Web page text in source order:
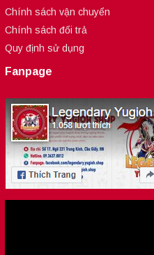
Chính sách vận chuyển
Chính sách đổi trả
Quy định sử dụng
Fanpage